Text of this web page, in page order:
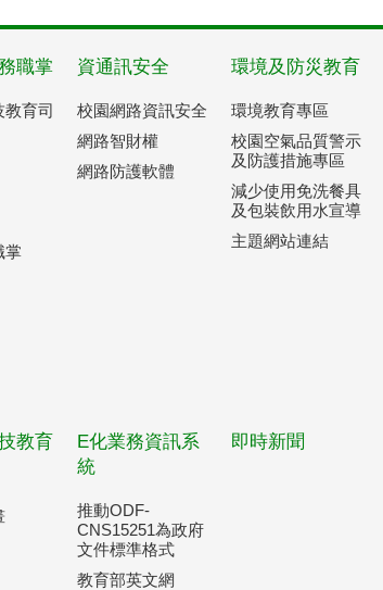
職掌
教育司
掌
資通訊安全
校園網路資訊安全
網路智財權
網路防護軟體
環境及防災教育
環境教育專區
校園空氣品質警示
及防護措施專區
減少使用免洗餐具
及包裝飲用水宣導
主題網站連結
教育
E化業務資訊系
統
推動ODF-
CNS15251為政府
文件標準格式
教育部英文網
即時新聞